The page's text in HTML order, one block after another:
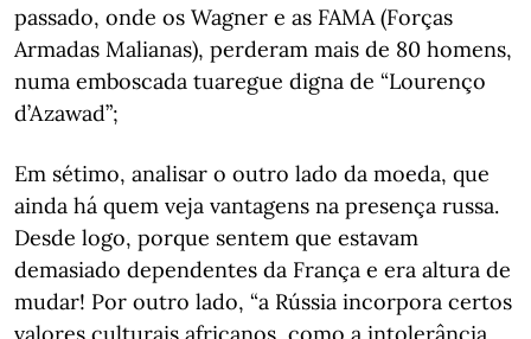
passado, onde os Wagner e as FAMA (Forças
Armadas Malianas), perderam mais de 80 homens,
numa emboscada tuaregue digna de “Lourenço
d’Azawad”;
Em sétimo, analisar o outro lado da moeda, que
ainda há quem veja vantagens na presença russa.
Desde logo, porque sentem que estavam
demasiado dependentes da França e era altura de
mudar! Por outro lado, “a Rússia incorpora certos